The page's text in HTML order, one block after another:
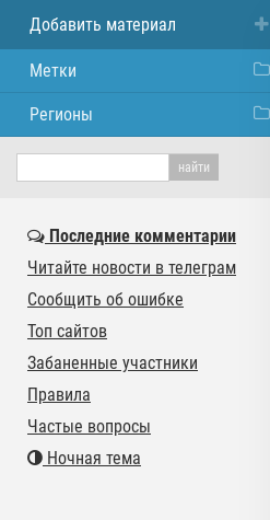
Добавить материал
Метки
Регионы
Последние комментарии
Читайте новости в телеграм
Сообщить об ошибке
Топ сайтов
Забаненные участники
Правила
Частые вопросы
Ночная тема